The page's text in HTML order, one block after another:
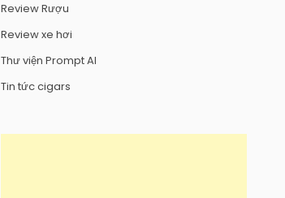
Review Rượu
Review xe hơi
Thư viện Prompt AI
Tin tức cigars